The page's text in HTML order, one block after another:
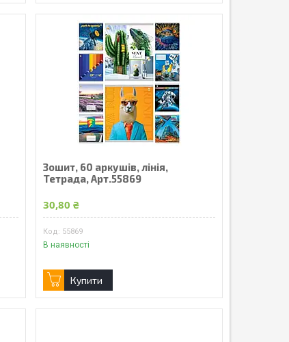
Зошит, 60 аркушів, лінія,
Тетрада, Арт.55869
30,80 ₴
55869
В наявності
Купити